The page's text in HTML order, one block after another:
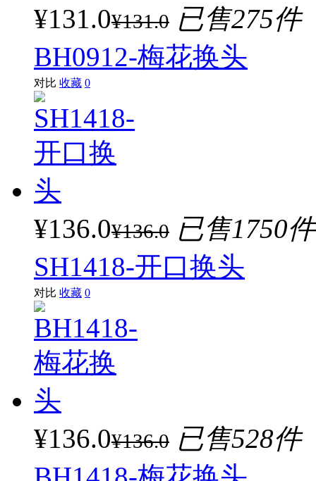
¥131.0¥131.0 已售275件
BH0912-梅花换头
对比 收藏 0
¥136.0¥136.0 已售1750件
SH1418-开口换头
对比 收藏 0
¥136.0¥136.0 已售528件